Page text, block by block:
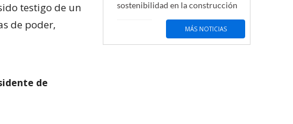
testigo de un
de poder,
de
sostenibilidad en la construcción
MÁS NOTICIAS